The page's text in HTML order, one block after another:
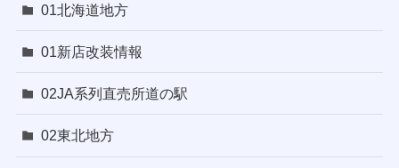
01北海道地方
01新店改装情報
02JA系列直売所道の駅
02東北地方